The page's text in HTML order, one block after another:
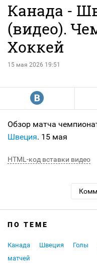
Канада -
(видео).
Хоккей
15 мая 2026 19:51
R
Обзор матча
Швеция. 15 мая
HTML-код вставки видео
ПО ТЕМЕ
Канада Швеция Голы
матчей